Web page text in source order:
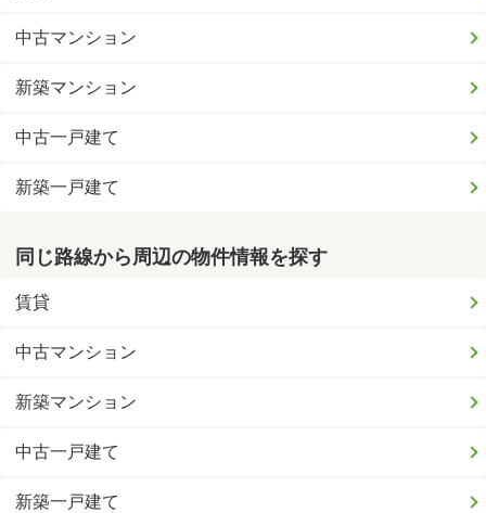
中古マンション
新築マンション
中古一戸建て
新築一戸建て
同じ路線から周辺の物件情報を探す
賃貸
中古マンション
新築マンション
中古一戸建て
新築一戸建て